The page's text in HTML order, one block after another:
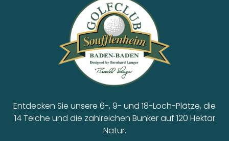
Entdecken Sie unsere 6-, 9- und 18-Loch-Plätze, die
14 Teiche und die zahlreichen Bunker auf 120 Hektar
Natur.